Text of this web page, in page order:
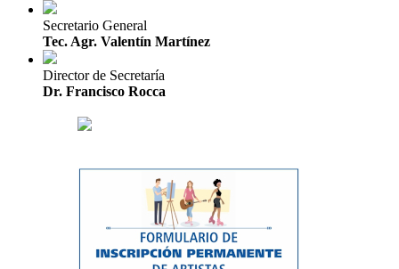
Secretario General
Tec. Agr. Valentín Martínez
Director de Secretaría
Dr. Francisco Rocca